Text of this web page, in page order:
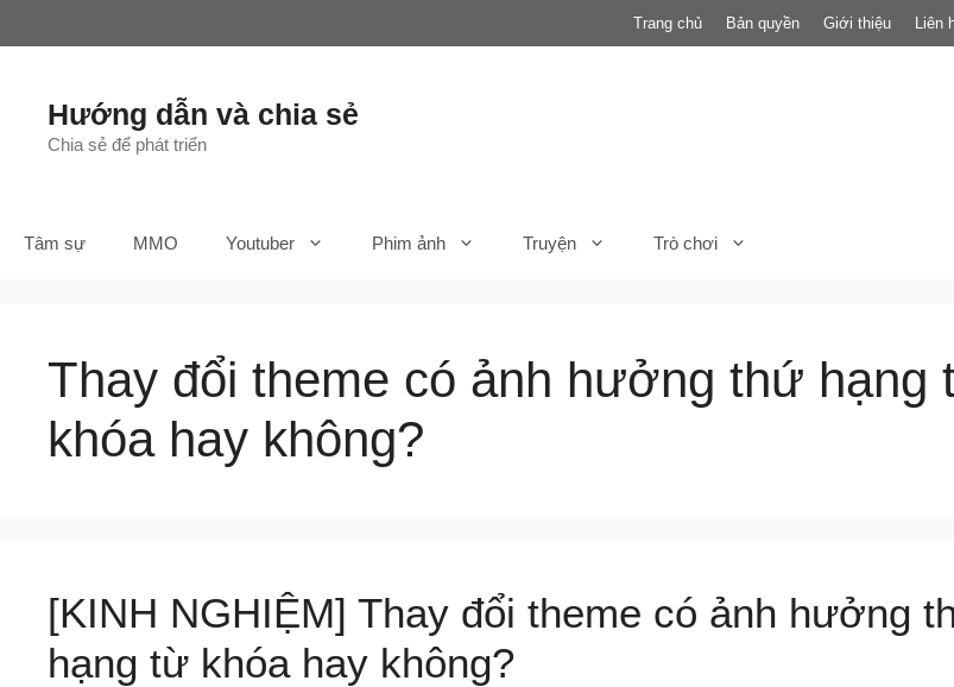
Trang chủ Bản quyền Giới thiệu Liên
Hướng dẫn và chia sẻ
Chia sẻ để phát triển
Tâm sự MMO Youtuber Phim ảnh Truyện Trò chơi
Thay đổi theme có ảnh hưởng thứ hạng
khóa hay không?
[KINH NGHIỆM] Thay đổi theme có ảnh hưởng
hạng từ khóa hay không?